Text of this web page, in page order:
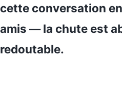
cette conversation
amis — la chute est
redoutable.